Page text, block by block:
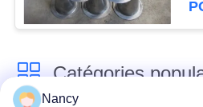
Catégories
Nancy